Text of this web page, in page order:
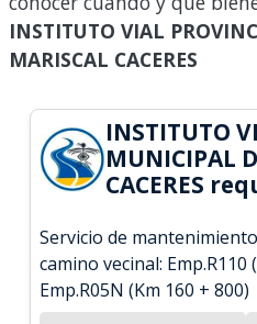
INSTITUTO VIAL
MARISCAL CACERES
INSTITUTO
MUNICIPAL
CACERES
Servicio de
camino vecinal:
Emp.R05N (Km 160 + 800)